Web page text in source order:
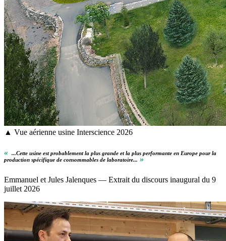
▲ Vue aérienne usine Interscience 2026
« ...Cette usine est probablement la plus grande et la plus performante en Europe pour la
production spécifique de consommables de laboratoire... »
Emmanuel et Jules Jalenques — Extrait du discours inaugural du 9
juillet 2026